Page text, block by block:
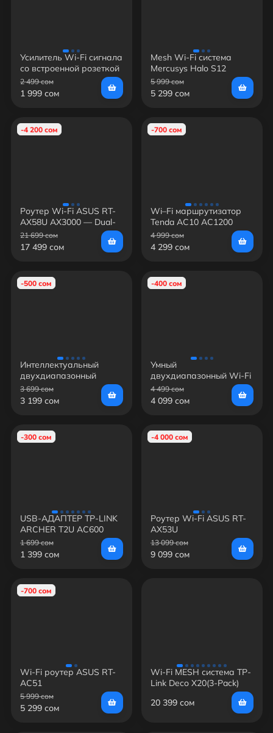
Усилитель Wi-Fi сигнала
со встроенной розеткой
TP-LINK TL-WA860RE
2 499 сом
1 999 сом
Mesh Wi-Fi система
Mercusys Halo S12
5 999 сом
5 299 сом
-4 200 сом
Роутер Wi-Fi ASUS RT-
AX58U AX3000 — Dual-
Band, Wi-Fi 6, до 3000
Мбит/с, 4×Gigabit LAN,
21 699 сом
17 499 сом
-700 сом
Wi–Fi маршрутизатор
Tenda AC10 AC1200
4 999 сом
4 299 сом
-500 сом
Интеллектуальный
двухдиапазонный
беспроводной
маршрутизатор Tenda
3 699 сом
3 199 сом
-400 сом
Умный
двухдиапазонный Wi-Fi
маршрутизатор Tenda
AC7 AC1200
4 499 сом
4 099 сом
-300 сом
USB-АДАПТЕР TP-LINK
ARCHER T2U AC600
1 699 сом
1 399 сом
-4 000 сом
Роутер Wi-Fi ASUS RT-
AX53U
13 099 сом
9 099 сом
-700 сом
Wi-Fi роутер ASUS RT-
AC51
5 999 сом
5 299 сом
Wi-Fi MESH система TP-
Link Deco X20(3-Pack)
20 399 сом